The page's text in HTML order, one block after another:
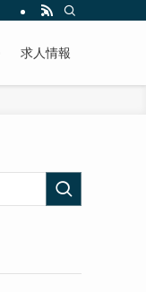
求人情報